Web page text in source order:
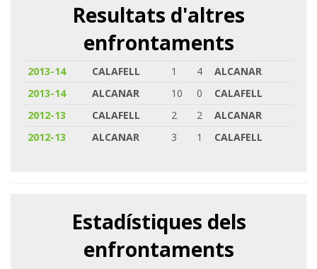
Resultats d'altres
enfrontaments
2013-14 CALAFELL 1 4
ALCANAR
2013-14
ALCANAR 10 0
CALAFELL
2012-13
CALAFELL 2 2
ALCANAR
2012-13
ALCANAR 3 1 CALAFELL
Estadístiques dels
enfrontaments